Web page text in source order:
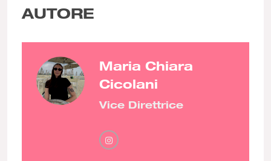
AUTORE
Maria Chiara
Cicolani
Vice Direttrice